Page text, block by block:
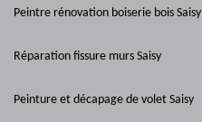
Peintre rénovation boiserie bois Saisy
Réparation fissure murs Saisy
Peinture et décapage de volet Saisy